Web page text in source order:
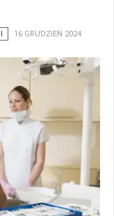
16 GRUDZIEŃ 2024